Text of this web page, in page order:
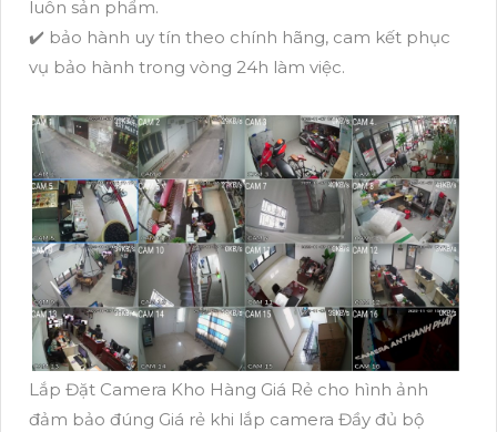
luôn sản phẩm.
✔️ bảo hành uy tín theo chính hãng, cam kết phục
vụ bảo hành trong vòng 24h làm việc.
Lắp Đặt Camera Kho Hàng Giá Rẻ cho hình ảnh
đảm bảo đúng Giá rẻ khi lắp camera Đầy đủ bộ